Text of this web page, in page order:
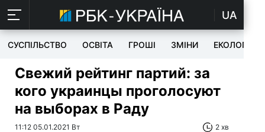
UA
СУСПІЛЬСТВО ОСВІТА ГРОШІ ЗМІНИ ЕКОЛОГІЯ
Свежий рейтинг партий: за
кого украинцы проголосуют
на выборах в Раду
11:12 05.01.2021 Вт 2 хв